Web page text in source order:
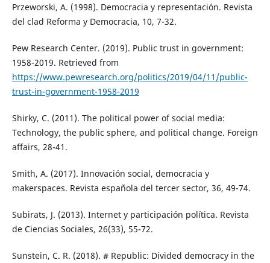
Przeworski, A. (1998). Democracia y representación. Revista
del clad Reforma y Democracia, 10, 7-32.
Pew Research Center. (2019). Public trust in government:
1958-2019. Retrieved from
https://www.pewresearch.org/politics/2019/04/11/public-
trust-in-government-1958-2019
Shirky, C. (2011). The political power of social media:
Technology, the public sphere, and political change. Foreign
affairs, 28-41.
Smith, A. (2017). Innovación social, democracia y
makerspaces. Revista española del tercer sector, 36, 49-74.
Subirats, J. (2013). Internet y participación política. Revista
de Ciencias Sociales, 26(33), 55-72.
Sunstein, C. R. (2018). # Republic: Divided democracy in the